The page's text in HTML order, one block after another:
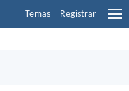
Temas Registrar